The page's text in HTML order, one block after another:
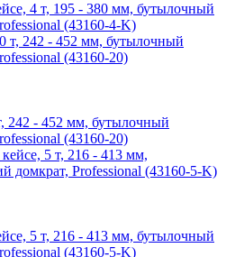
4 т, 195 - 380 мм, бутылочный
(43160-4-K)
242 - 452 мм, бутылочный
(43160-20)
5 т, 216 - 413 мм, бутылочный
(43160-5-K)